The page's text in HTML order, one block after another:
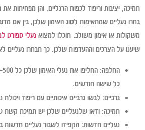
תמיכה, יציבות וריפוד לכפות הרגליים, והן מפחיתות את
בחרו נעליים שמתאימות לסוג האימון שלכן, בין אם
משקולות או אימון משולב. תוכלו למצוא נעלי ספורט
שיענו על הצרכים וההעדפות שלכן. כך תבחרו נעליים
החלפה:
כל שישה חודשים.
גרביים: לבשו גרביים איכותיים עם ריפוד ויכולת
תמיכה: ודאו שלנעליים שלכן יש תמיכת קשת
נעליים חדשות: הקפידו לשבור נעליים חדשות